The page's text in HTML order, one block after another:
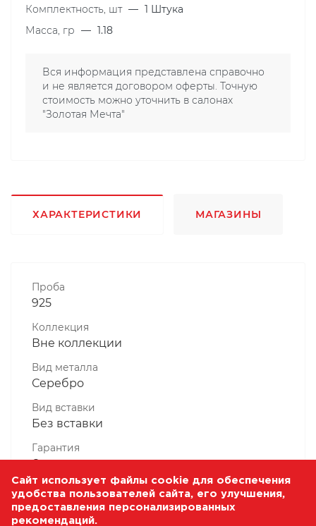
Комплектность, шт — 1 Штука
Масса, гр — 1.18
Вся информация представлена справочно
и не является договором оферты. Точную
стоимость можно уточнить в салонах
"Золотая Мечта"
ХАРАКТЕРИСТИКИ МАГАЗИНЫ
Проба
925
Коллекция
Вне коллекции
Вид металла
Серебро
Вид вставки
Без вставки
Гарантия
6 месяцев
Комплектность, шт
1 Штука
Сайт использует файлы cookie для обеспечения
удобства пользователей сайта, его улучшения,
предоставления персонализированных
рекомендаций.